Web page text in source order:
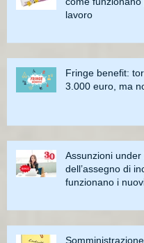
lavoro
Fringe benefit:
3.000 euro, ma
Assunzioni
dell’assegno di
funzionano i